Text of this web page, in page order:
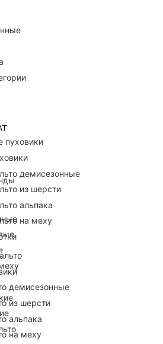
пуховики
демисезонные
из шерсти
альпака
на меху
демисезонные
из шерсти
альпака
на меху